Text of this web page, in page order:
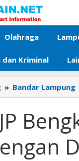
Olahraga
dan Kriminal
» Bandar Lampung